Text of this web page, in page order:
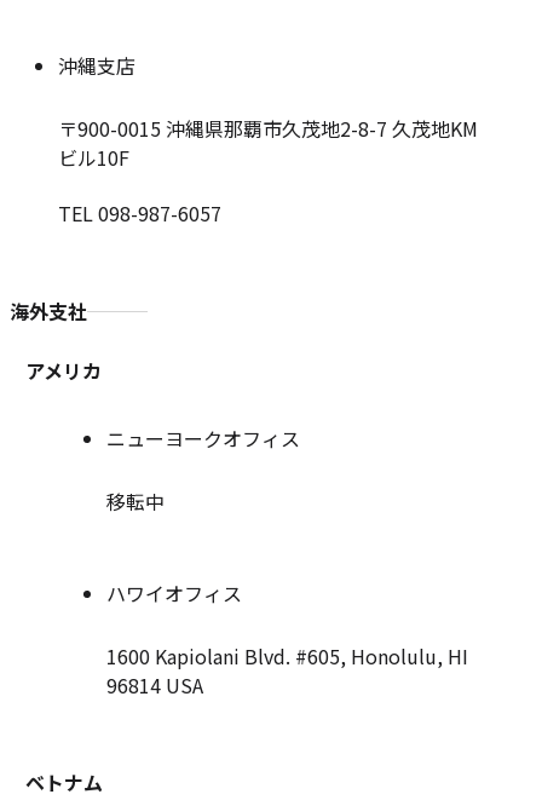
沖縄支店
〒900-0015 沖縄県那覇市久茂地2-8-7 久茂地KM
ビル10F
TEL 098-987-6057
海外支社
アメリカ
ニューヨークオフィス
移転中
ハワイオフィス
1600 Kapiolani Blvd. #605, Honolulu, HI
96814 USA
ベトナム